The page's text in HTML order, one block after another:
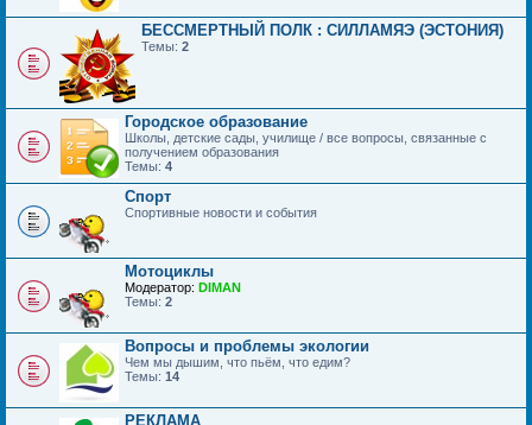
БЕССМЕРТНЫЙ ПОЛК : СИЛЛАМЯЭ (ЭСТОНИЯ)
Темы: 2
Городское образование
Школы, детские сады, училище / все вопросы, связанные с
получением образования
Темы: 4
Спорт
Спортивные новости и события
Мотоциклы
Модератор: DIMAN
Темы: 2
Вопросы и проблемы экологии
Чем мы дышим, что пьём, что едим?
Темы: 14
РЕКЛАМА